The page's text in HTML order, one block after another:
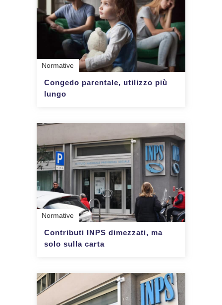
Normative
Congedo parentale, utilizzo più
lungo
Normative
Contributi INPS dimezzati, ma
solo sulla carta